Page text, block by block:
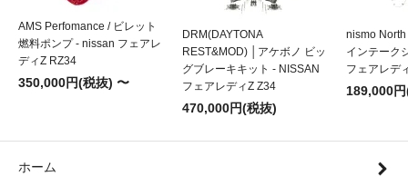
AMS Perfomance / ビレット
燃料ポンプ - nissan フェアレ
ディZ RZ34
350,000円(税抜) 〜
DRM(DAYTONA
REST&MOD) │アケボノ ビッ
グブレーキキット - NISSAN
フェアレディZ Z34
470,000円(税抜)
nismo
インテーク
フェアレデ
189,000
ホーム